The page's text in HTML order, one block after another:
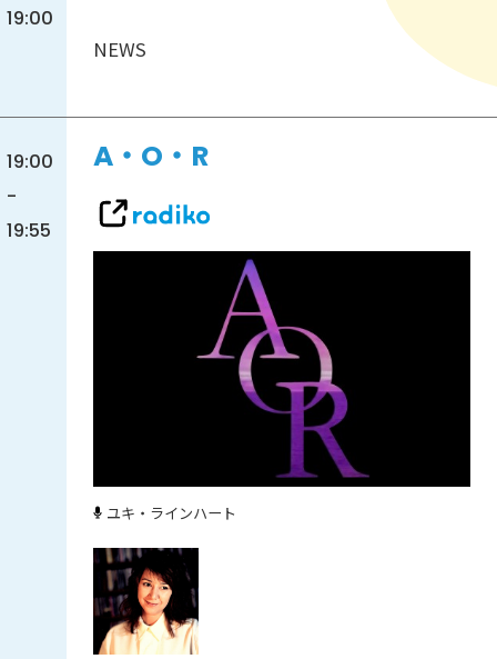
19:00
NEWS
19:00
-
19:55
A・O・R
ユキ・ラインハート